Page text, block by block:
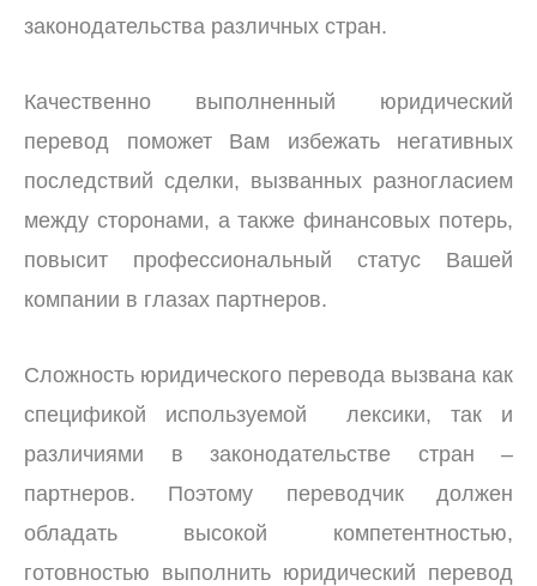
законодательства различных стран.
Качественно выполненный юридический
перевод поможет Вам избежать негативных
последствий сделки, вызванных разногласием
между сторонами, а также финансовых потерь,
повысит профессиональный статус Вашей
компании в глазах партнеров.
Сложность юридического перевода вызвана как
спецификой используемой лексики, так и
различиями в законодательстве стран –
партнеров. Поэтому переводчик должен
обладать высокой компетентностью,
готовностью выполнить юридический перевод